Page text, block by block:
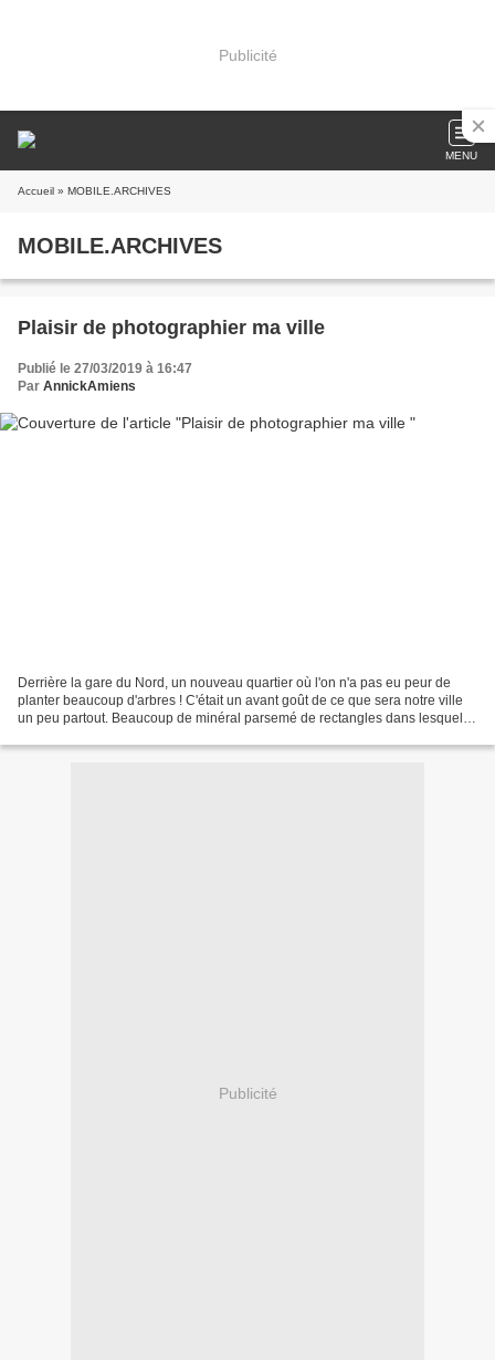
Publicité
MENU
Accueil » MOBILE.ARCHIVES
MOBILE.ARCHIVES
Plaisir de photographier ma ville
Publié le 27/03/2019 à 16:47
Par AnnickAmiens
Derrière la gare du Nord, un nouveau quartier où l'on n'a pas eu peur de
planter beaucoup d'arbres ! C'était un avant goût de ce que sera notre ville
un peu partout. Beaucoup de minéral parsemé de rectangles dans lesquels
Publicité